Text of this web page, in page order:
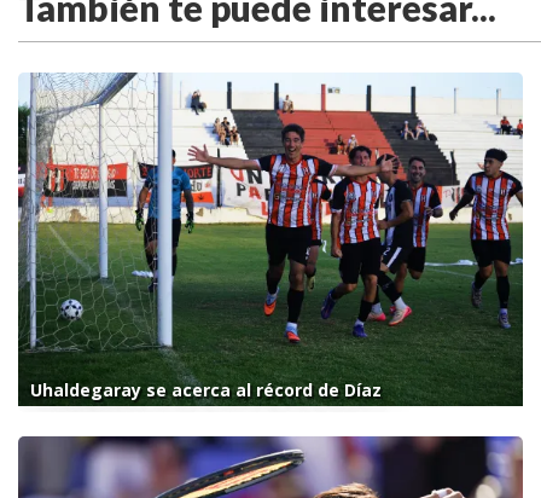
Uhaldegaray se acerca al récord de Díaz